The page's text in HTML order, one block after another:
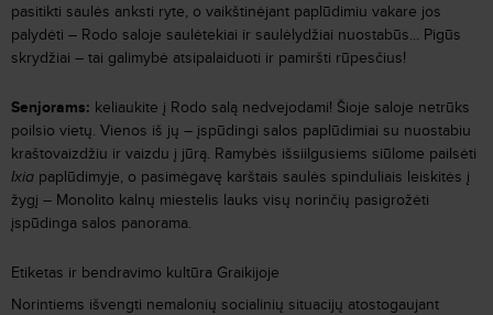
pasitikti saulės anksti ryte, o vaikštinėjant paplūdimiu vakare jos
palydėti – Rodo saloje saulėtekiai ir saulėlydžiai nuostabūs... Pigūs
skrydžiai – tai galimybė atsipalaiduoti ir pamiršti rūpesčius!
Senjorams: keliaukite į Rodo salą nedvejodami! Šioje saloje netrūks
poilsio vietų. Vienos iš jų – įspūdingi salos paplūdimiai su nuostabiu
kraštovaizdžiu ir vaizdu į jūrą. Ramybės išsiilgusiems siūlome pailsėti
Ixia paplūdimyje, o pasimėgavę karštais saulės spinduliais leiskitės į
žygį – Monolito kalnų miestelis lauks visų norinčių pasigrožėti
įspūdinga salos panorama.
Etiketas ir bendravimo kultūra Graikijoje
Norintiems išvengti nemalonių socialinių situacijų atostogaujant